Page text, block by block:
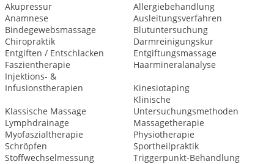
Akupressur
Allergiebehandlung
Anamnese
Ausleitungsverfahren
Bindegewebsmassage
Blutuntersuchung
Chiropraktik
Darmreinigungskur
Entgiften / Entschlacken
Entgiftungsmassage
Faszientherapie
Haarmineralanalyse
Injektions- &
Infusionstherapien
Kinesiotaping
Klassische Massage
Klinische
Untersuchungsmethoden
Lymphdrainage
Massagetherapie
Myofaszialtherapie
Physiotherapie
Schröpfen
Sportheilpraktik
Stoffwechselmessung
Triggerpunkt-Behandlung